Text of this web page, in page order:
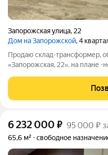
Запорожская улица, 22
Дом на Запорожской, 4
Продаю склад-трансформер,
«Запорожская, 22». на плане -
высокие стеллажи. Локация:
с хорошим пешеходным
6 232 000 ₽ 95 000 ₽
65,6 м² свободное